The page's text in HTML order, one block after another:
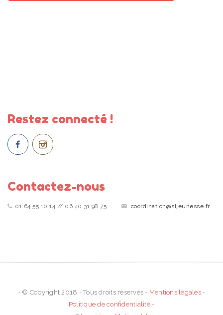
Restez connecté !
Contactez-nous
01 64 55 10 14 // 06 40 31 98 75 coordination@sljeunesse.fr
- © Copyright 2018 - Tous droits réservés - Mentions légales-
Politique de confidentialité-